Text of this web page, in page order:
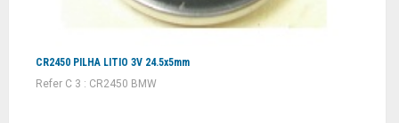
CR2450 PILHA LITIO 3V 24.5x5mm
Refer C 3 : CR2450 BMW